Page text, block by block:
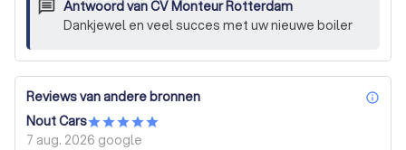
Antwoord vanCV Monteur Rotterdam
Dankjewel en veel succes met uw nieuwe boiler
Reviews van andere bronnen
Nout Cars
7 aug. 2026 google